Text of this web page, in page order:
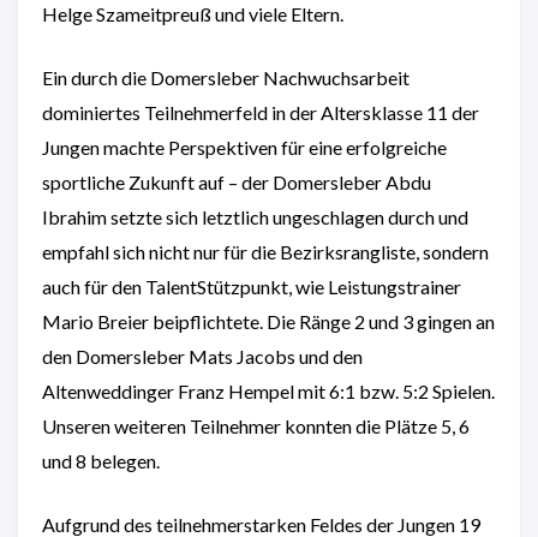
Helge Szameitpreuß und viele Eltern.
Ein durch die Domersleber Nachwuchsarbeit
dominiertes Teilnehmerfeld in der Altersklasse 11 der
Jungen machte Perspektiven für eine erfolgreiche
sportliche Zukunft auf – der Domersleber Abdu
Ibrahim setzte sich letztlich ungeschlagen durch und
empfahl sich nicht nur für die Bezirksrangliste, sondern
auch für den TalentStützpunkt, wie Leistungstrainer
Mario Breier beipflichtete. Die Ränge 2 und 3 gingen an
den Domersleber Mats Jacobs und den
Altenweddinger Franz Hempel mit 6:1 bzw. 5:2 Spielen.
Unseren weiteren Teilnehmer konnten die Plätze 5, 6
und 8 belegen.
Aufgrund des teilnehmerstarken Feldes der Jungen 19